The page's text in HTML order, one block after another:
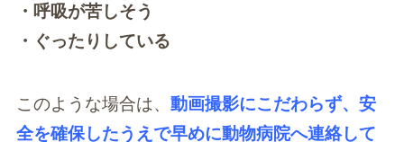
・呼吸が苦しそう
・ぐったりしている
このような場合は、 動画撮影にこだわらず、安
全を確保したうえで早めに動物病院へ連絡して